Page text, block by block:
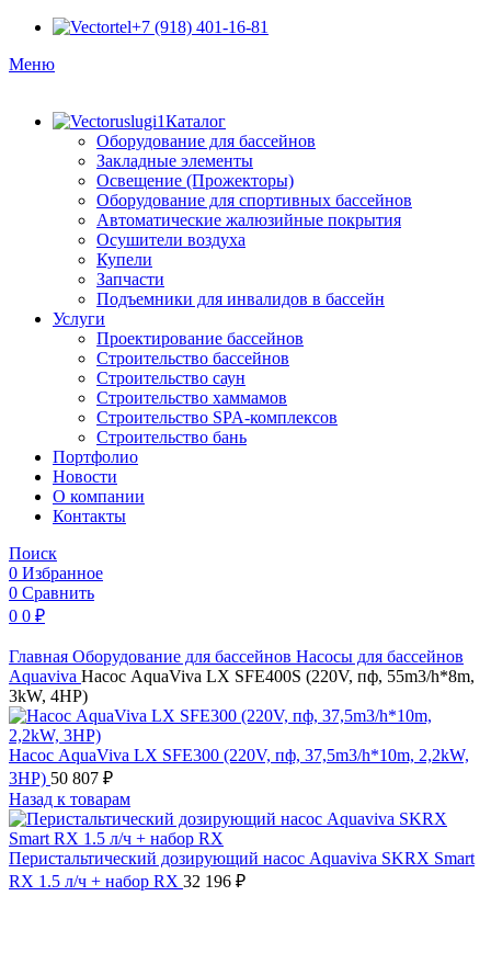
+7 (918) 401-16-81
Меню
Каталог
Оборудование для бассейнов
Закладные элементы
Освещение (Прожекторы)
Оборудование для спортивных бассейнов
Автоматические жалюзийные покрытия
Осушители воздуха
Купели
Запчасти
Подъемники для инвалидов в бассейн
Услуги
Проектирование бассейнов
Строительство бассейнов
Строительство саун
Строительство хаммамов
Строительство SPA-комплексов
Строительство бань
Портфолио
Новости
O компании
Контакты
Поиск
0 Избранное
0 Сравнить
0 0 ₽
Главная Оборудование для бассейнов Насосы для бассейнов
Aquaviva Насос AquaViva LX SFE400S (220V, пф, 55m3/h*8m,
3kW, 4HP)
Насос AquaViva LX SFE300 (220V, пф, 37,5m3/h*10m, 2,2kW,
3HP) 50 807 ₽
Назад к товарам
Перистальтический дозирующий насос Aquaviva SKRX Smart
RX 1.5 л/ч + набор RX 32 196 ₽